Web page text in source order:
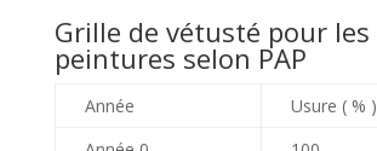
Grille de vétusté pour les
peintures selon PAP
Année
Usure ( % )